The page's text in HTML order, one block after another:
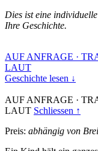
Dies ist eine
Ihre Geschichte.
AUF ANFRAGE ·
LAUT
Geschichte lesen ↓
AUF ANFRAGE ·
LAUT Schliessen ↑
Preis: abhängig von